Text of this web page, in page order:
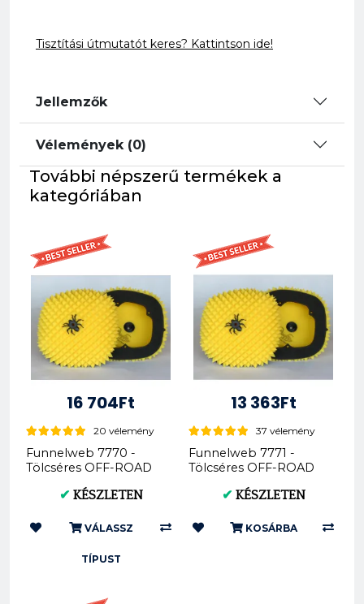
Tisztítási útmutatót keres? Kattintson ide!
Jellemzők
Vélemények (0)
További népszerű termékek a
kategóriában
16 704Ft
20 vélemény
Funnelweb 7770 -
Tölcséres OFF-ROAD
Husqvarna...
✔ KÉSZLETEN
VÁLASSZ
TÍPUST
13 363Ft
37 vélemény
Funnelweb 7771 -
Tölcséres OFF-ROAD
Husqvarna Gas G...
✔ KÉSZLETEN
KOSÁRBA